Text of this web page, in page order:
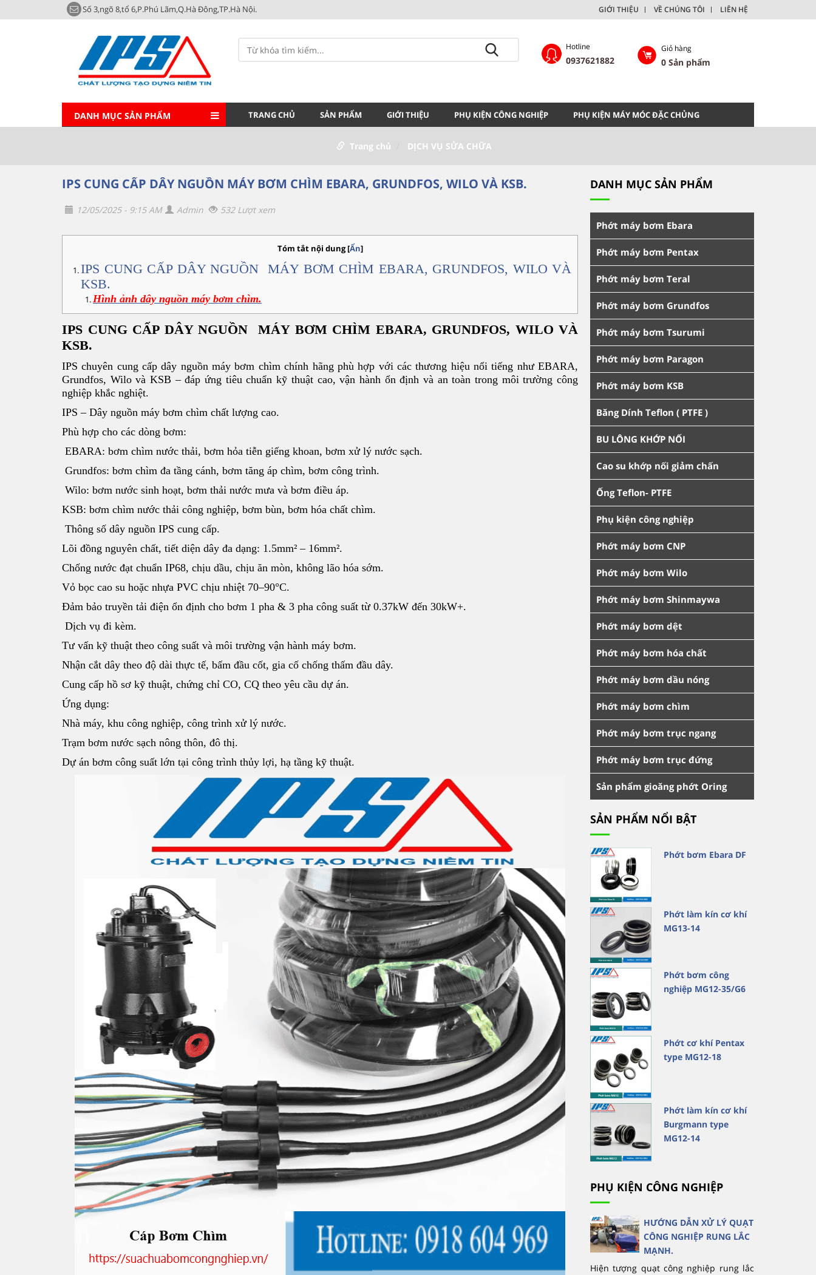
Số 3,ngõ 8,tổ 6,P.Phú Lãm,Q.Hà Đông,TP.Hà Nội. GIỚI THIỆU VỀ CHÚNG TÔI LIÊN HỆ
Hotline
0937621882
Giỏ hàng
0Sản phẩm
DANH MỤC SẢN PHẨM TRANG CHỦ SẢN PHẨM GIỚI THIỆU PHỤ KIỆN CÔNG NGHIỆP PHỤ KIỆN MÁY MÓC ĐẶC CHỦNG
Trang chủ DỊCH VỤ SỬA CHỮA
IPS CUNG CẤP DÂY NGUỒN MÁY BƠM CHÌM EBARA, GRUNDFOS, WILO VÀ KSB.
12/05/2025 - 9:15 AM Admin 532 Lượt xem
Tóm tắt nội dung[Ẩn]
IPS CUNG CẤP DÂY NGUỒN MÁY BƠM CHÌM EBARA, GRUNDFOS, WILO VÀ
KSB.
Hình ảnh dây nguồn máy bơm chìm.
IPS CUNG CẤP DÂY NGUỒN MÁY BƠM CHÌM EBARA, GRUNDFOS, WILO VÀ
KSB.
IPS chuyên cung cấp dây nguồn máy bơm chìm chính hãng phù hợp với các thương hiệu nổi tiếng như EBARA,
Grundfos, Wilo và KSB – đáp ứng tiêu chuẩn kỹ thuật cao, vận hành ổn định và an toàn trong môi trường công
nghiệp khắc nghiệt.
IPS – Dây nguồn máy bơm chìm chất lượng cao.
Phù hợp cho các dòng bơm:
EBARA: bơm chìm nước thải, bơm hỏa tiễn giếng khoan, bơm xử lý nước sạch.
Grundfos: bơm chìm đa tầng cánh, bơm tăng áp chìm, bơm công trình.
Wilo: bơm nước sinh hoạt, bơm thải nước mưa và bơm điều áp.
KSB: bơm chìm nước thải công nghiệp, bơm bùn, bơm hóa chất chìm.
Thông số dây nguồn IPS cung cấp.
Lõi đồng nguyên chất, tiết diện dây đa dạng: 1.5mm² – 16mm².
Chống nước đạt chuẩn IP68, chịu dầu, chịu ăn mòn, không lão hóa sớm.
Vỏ bọc cao su hoặc nhựa PVC chịu nhiệt 70–90°C.
Đảm bảo truyền tải điện ổn định cho bơm 1 pha & 3 pha công suất từ 0.37kW đến 30kW+.
Dịch vụ đi kèm.
Tư vấn kỹ thuật theo công suất và môi trường vận hành máy bơm.
Nhận cắt dây theo độ dài thực tế, bấm đầu cốt, gia cố chống thấm đầu dây.
Cung cấp hồ sơ kỹ thuật, chứng chỉ CO, CQ theo yêu cầu dự án.
Ứng dụng:
Nhà máy, khu công nghiệp, công trình xử lý nước.
Trạm bơm nước sạch nông thôn, đô thị.
Dự án bơm công suất lớn tại công trình thủy lợi, hạ tầng kỹ thuật.
DANH MỤC SẢN PHẨM
Phớt máy bơm Ebara
Phớt máy bơm Pentax
Phớt máy bơm Teral
Phớt máy bơm Grundfos
Phớt máy bơm Tsurumi
Phớt máy bơm Paragon
Phớt máy bơm KSB
Băng Dính Teflon ( PTFE )
BU LÔNG KHỚP NỐI
Cao su khớp nối giảm chấn
Ống Teflon- PTFE
Phụ kiện công nghiệp
Phớt máy bơm CNP
Phớt máy bơm Wilo
Phớt máy bơm Shinmaywa
Phớt máy bơm dệt
Phớt máy bơm hóa chất
Phớt máy bơm dầu nóng
Phớt máy bơm chìm
Phớt máy bơm trục ngang
Phớt máy bơm trục đứng
Sản phẩm gioăng phớt Oring
SẢN PHẨM NỔI BẬT
Phớt bơm Ebara DF
Phớt làm kín cơ khí
MG13-14
Phớt bơm công
nghiệp MG12-35/G6
Phớt cơ khí Pentax
type MG12-18
Phớt làm kín cơ khí
Burgmann type
MG12-14
PHỤ KIỆN CÔNG NGHIỆP
HƯỚNG DẪN XỬ LÝ QUẠT
CÔNG NGHIỆP RUNG LẮC
MẠNH.
Hiện tượng quạt công nghiệp rung lắc